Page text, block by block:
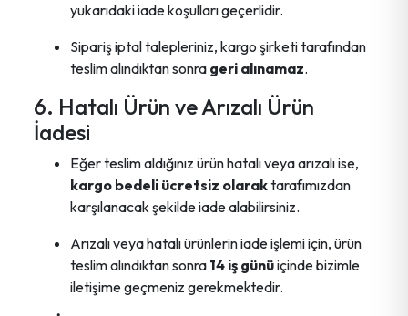
yukarıdaki iade koşulları geçerlidir.
Sipariş iptal talepleriniz, kargo şirketi tarafından
teslim alındıktan sonra geri alınamaz.
6. Hatalı Ürün ve Arızalı Ürün
İadesi
Eğer teslim aldığınız ürün hatalı veya arızalı ise,
kargo bedeli ücretsiz olaraktarafımızdan
karşılanacak şekilde iade alabilirsiniz.
Arızalı veya hatalı ürünlerin iade işlemi için, ürün
teslim alındıktan sonra 14 iş günüiçinde bizimle
iletişime geçmeniz gerekmektedir.